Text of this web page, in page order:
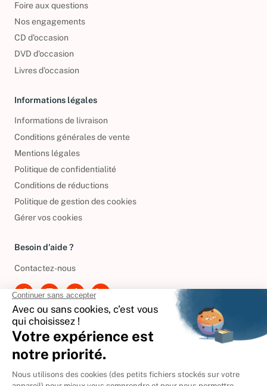
Foire aux questions
Nos engagements
CD d'occasion
DVD d'occasion
Livres d’occasion
Informations légales
Informations de livraison
Conditions générales de vente
Mentions légales
Politique de confidentialité
Conditions de réductions
Politique de gestion des cookies
Gérer vos cookies
Besoin d'aide ?
Contactez-nous
International
🇪🇸Espagne
🇩🇪Allemagne
🇮🇹 Italie